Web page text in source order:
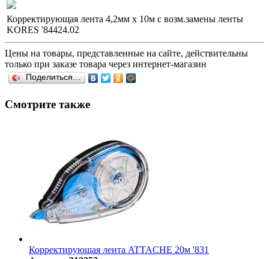
Корректирующая лента 4,2мм х 10м с возм.замены ленты
KORES '84424.02
Цены на товары, представленные на сайте, действительны
только при заказе товара через интернет-магазин
Поделиться…
Смотрите также
Корректирующая лента ATTACHE 20м '831